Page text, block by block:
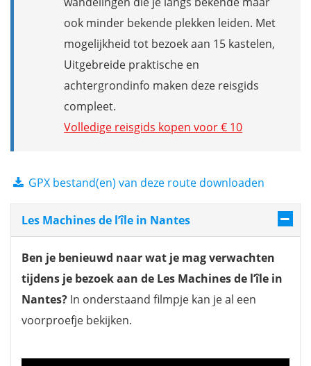
ook minder bekende plekken leiden. Met
mogelijkheid tot bezoek aan 15 kastelen,
Uitgebreide praktische en
achtergrondinfo maken deze reisgids
compleet.
Volledige reisgids kopen voor € 10
GPX bestand(en) van deze route downloaden
Les Machines de l’île in Nantes
Ben je benieuwd naar wat je mag verwachten
tijdens je bezoek aan de Les Machines de l’île in
Nantes? In onderstaand filmpje kan je al een
voorproefje bekijken.